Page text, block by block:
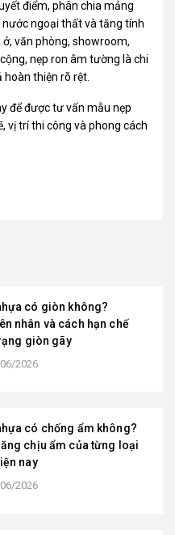
điểm, phân chia mảng
ngoại thất và tăng tính
văn phòng, showroom,
nẹp ron âm tường là chi
thiện rõ rệt.
để được tư vấn mẫu nẹp
vị trí thi công và phong cách
có giòn không?
nhân và cách hạn chế
giòn gãy
2026
có chống ẩm không?
chịu ẩm của từng loại
nay
2026